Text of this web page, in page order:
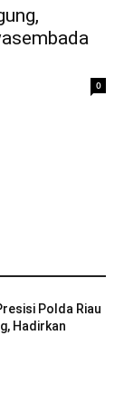
0
Polda Riau
Hadirkan